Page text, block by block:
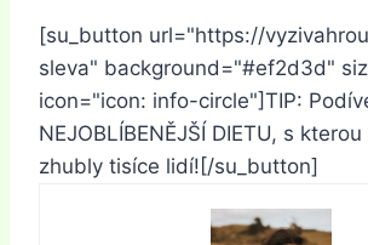
[su_button url="https://
sleva" background="#ef2d3d"
icon="icon: info-circle"]TIP:
NEJOBLÍBENĚJŠÍ DIETU, s
zhubly tisíce lidí![/su_button]